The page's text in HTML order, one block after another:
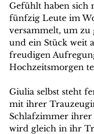
Gefühlt haben sich
fünfzig Leute im
versammelt, um zu
und ein Stück weit
freudigen
Hochzeitsmorgen
Giulia selbst steht
mit ihrer
Schlafzimmer
wird gleich in ihr